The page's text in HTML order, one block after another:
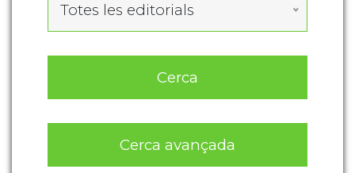
Totes les editorials
Cerca
Cerca avançada